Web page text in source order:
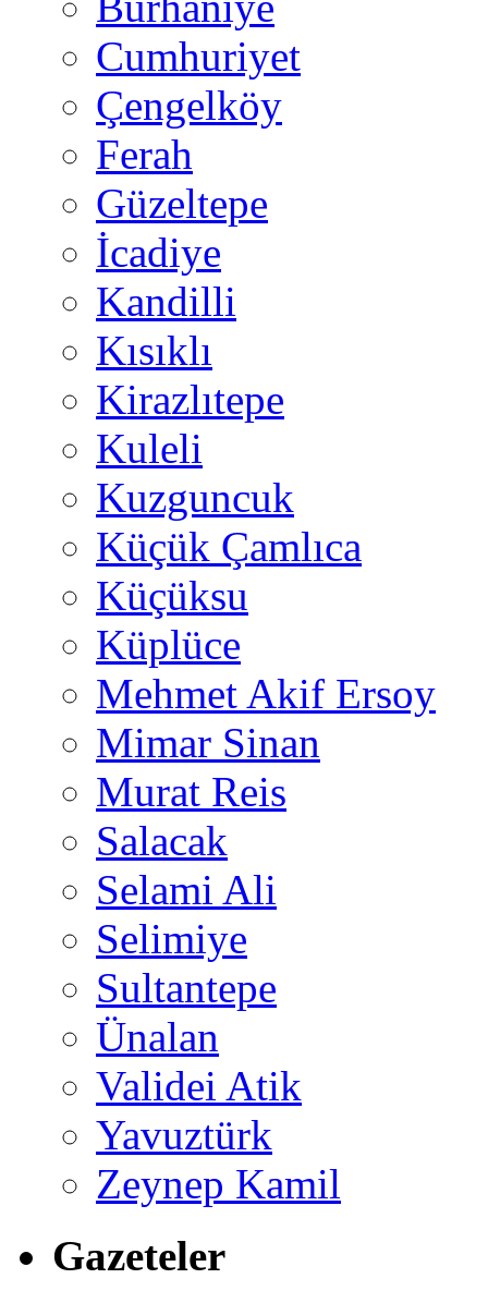
Cumhuriyet
Çengelköy
Ferah
Güzeltepe
İcadiye
Kandilli
Kısıklı
Kirazlıtepe
Kuleli
Kuzguncuk
Küçük Çamlıca
Küçüksu
Küplüce
Mehmet Akif Ersoy
Mimar Sinan
Murat Reis
Salacak
Selami Ali
Selimiye
Sultantepe
Ünalan
Validei Atik
Yavuztürk
Zeynep Kamil
Gazeteler